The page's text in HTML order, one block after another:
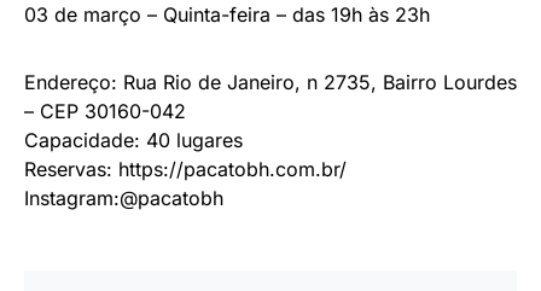
03 de março – Quinta-feira – das 19h às 23h
Endereço: Rua Rio de Janeiro, n 2735, Bairro Lourdes
– CEP 30160-042
Capacidade: 40 lugares
Reservas: https://pacatobh.com.br/
Instagram:@pacatobh